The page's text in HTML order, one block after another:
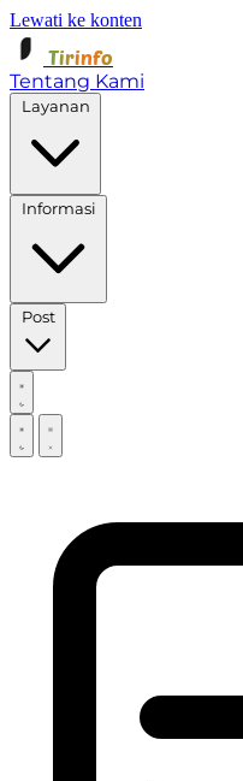
Lewati ke konten
Tirinfo
Tentang Kami
Post